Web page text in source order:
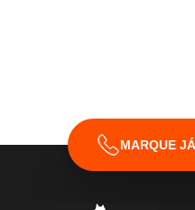
MARQUE